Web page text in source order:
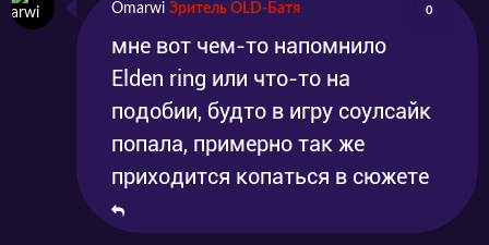
Omarwi Зритель OLD-Батя 0
мне вот чем-то напомнило
Elden ring или что-то на
подобии, будто в игру соулсайк
попала, примерно так же
приходится копаться в сюжете